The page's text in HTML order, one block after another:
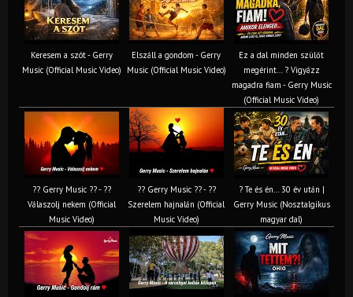
Keresem a szót - Gerry
Music (Official Music Video)
Elszáll a gondom - Gerry
Music (Official Music Video)
Ez a dal minden szülőt
megérint… ? Vigyázz
magadra fiam - Gerry Music
(Official Music Video)
?? Gerry Music ?? - ??
Válaszolj nekem (Official
Music Video)
?? Gerry Music ?? - ??
Szerelem hajnalán (Official
Music Video)
? Te és én… 30 év után |
Gerry Music (Nosztalgikus
magyar dal)